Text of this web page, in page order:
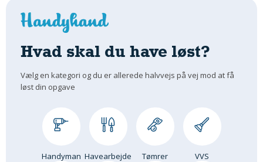
Beplantning
Skadedyr
Om Værktøj
Andet
Rengøring Af Overflader
Hvad skal du have løst?
Vælg en kategori og du er allerede halvvejs på vej mod at få
løst din opgave
Handyman Havearbejde Tømrer VVS